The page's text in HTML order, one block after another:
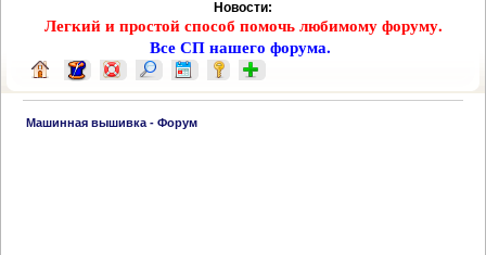
Новости:
Легкий и простой способ помочь любимому форуму.
Все СП нашего форума.
Машинная вышивка - Форум